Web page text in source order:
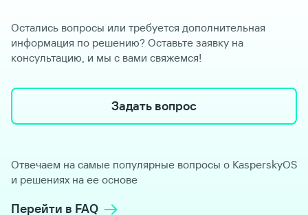
Остались вопросы или требуется дополнительная
информация по решению? Оставьте заявку на
консультацию, и мы с вами свяжемся!
Задать вопрос
Отвечаем на самые популярные вопросы о KasperskyOS
и решениях на ее основе
Перейти в FAQ